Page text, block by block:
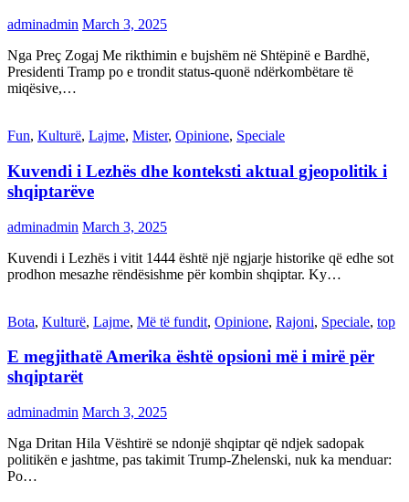
adminadmin March 3, 2025
Nga Preç Zogaj Me rikthimin e bujshëm në Shtëpinë e Bardhë,
Presidenti Tramp po e trondit status-quonë ndërkombëtare të
miqësive,…
Fun, Kulturë, Lajme, Mister, Opinione, Speciale
Kuvendi i Lezhës dhe konteksti aktual gjeopolitik i
shqiptarëve
adminadmin March 3, 2025
Kuvendi i Lezhës i vitit 1444 është një ngjarje historike që edhe sot
prodhon mesazhe rëndësishme për kombin shqiptar. Ky…
Bota, Kulturë, Lajme, Më të fundit, Opinione, Rajoni, Speciale, top
E megjithatë Amerika është opsioni më i mirë për
shqiptarët
adminadmin March 3, 2025
Nga Dritan Hila Vështirë se ndonjë shqiptar që ndjek sadopak
politikën e jashtme, pas takimit Trump-Zhelenski, nuk ka menduar:
Po…